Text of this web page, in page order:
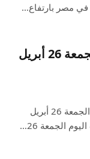
سعر الدولار صباح تعاملات اليوم الجمعة 26 أبريل
الأخضر الآن: سعر الدولار صباح تعاملات اليوم الجمعة 26 أبريل